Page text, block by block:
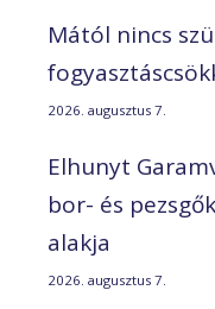
Mától nincs
2026. augusztus 7.
Elhunyt
bor- és
alakja
2026. augusztus 7.